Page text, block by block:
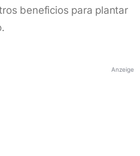
beneficios para plantar
Anzeige